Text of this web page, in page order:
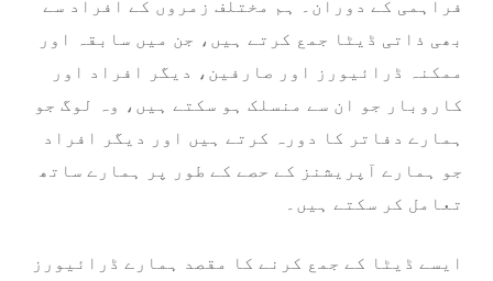
فراہمی کے دوران۔ ہم مختلف زمروں کے افراد سے
بھی ذاتی ڈیٹا جمع کرتے ہیں، جن میں سابقہ اور
ممکنہ ڈرائیورز اور صارفین، دیگر افراد اور
کاروبار جو ان سے منسلک ہو سکتے ہیں، وہ لوگ جو
ہمارے دفاتر کا دورہ کرتے ہیں اور دیگر افراد
جو ہمارے آپریشنز کے حصے کے طور پر ہمارے ساتھ
تعامل کر سکتے ہیں۔
ایسے ڈیٹا کے جمع کرنے کا مقصد ہمارے ڈرائیورز